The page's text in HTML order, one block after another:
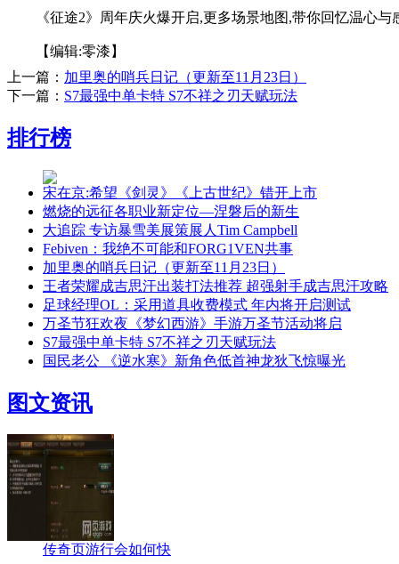
《征途2》周年庆火爆开启,更多场景地图,带你回忆温心与
【编辑:零漆】
上一篇： 加里奥的哨兵日记（更新至11月23日）
下一篇： S7最强中单卡特 S7不祥之刃天赋玩法
排行榜
宋在京:希望《剑灵》《上古世纪》错开上市
燃烧的远征各职业新定位—涅磐后的新生
大追踪 专访暴雪美展策展人Tim Campbell
Febiven：我绝不可能和FORG1VEN共事
加里奥的哨兵日记（更新至11月23日）
王者荣耀成吉思汗出装打法推荐 超强射手成吉思汗攻略
足球经理OL：采用道具收费模式 年内将开启测试
万圣节狂欢夜《梦幻西游》手游万圣节活动将启
S7最强中单卡特 S7不祥之刃天赋玩法
国民老公 《逆水寒》新角色低首神龙狄飞惊曝光
图文资讯
传奇页游行会如何快